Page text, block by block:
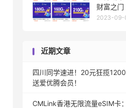
财富之门
2023-09-
近期文章
四川同学速进！20元狂揽
送爱优腾会员！
CMLink香港无限流量eSIM卡